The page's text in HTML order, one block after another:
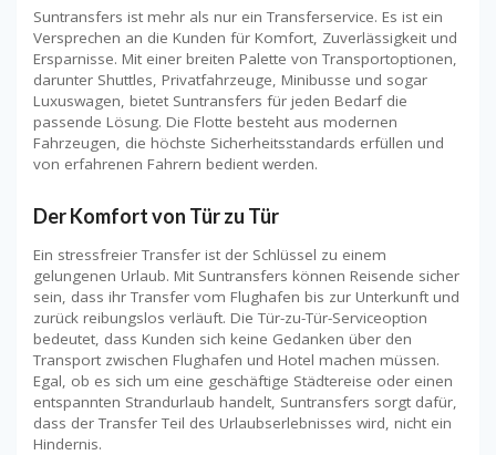
Suntransfers ist mehr als nur ein Transferservice. Es ist ein
Versprechen an die Kunden für Komfort, Zuverlässigkeit und
Ersparnisse. Mit einer breiten Palette von Transportoptionen,
darunter Shuttles, Privatfahrzeuge, Minibusse und sogar
Luxuswagen, bietet Suntransfers für jeden Bedarf die
passende Lösung. Die Flotte besteht aus modernen
Fahrzeugen, die höchste Sicherheitsstandards erfüllen und
von erfahrenen Fahrern bedient werden.
Der Komfort von Tür zu Tür
Ein stressfreier Transfer ist der Schlüssel zu einem
gelungenen Urlaub. Mit Suntransfers können Reisende sicher
sein, dass ihr Transfer vom Flughafen bis zur Unterkunft und
zurück reibungslos verläuft. Die Tür-zu-Tür-Serviceoption
bedeutet, dass Kunden sich keine Gedanken über den
Transport zwischen Flughafen und Hotel machen müssen.
Egal, ob es sich um eine geschäftige Städtereise oder einen
entspannten Strandurlaub handelt, Suntransfers sorgt dafür,
dass der Transfer Teil des Urlaubserlebnisses wird, nicht ein
Hindernis.